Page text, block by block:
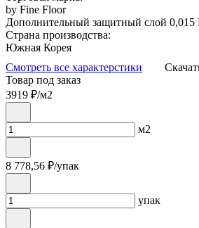
by Fine Floor
Дополнительный защитный слой 0,015
Страна производства:
Южная Корея
Смотреть все характерстики
Товар под заказ
3919 ₽/м2
м2
8 778,56 ₽/упак
упак